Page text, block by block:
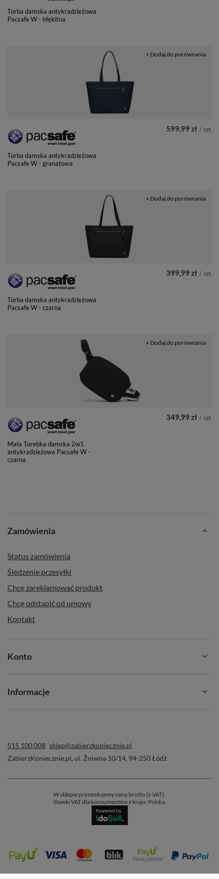
Torba damska antykradzieżowa
Pacsafe W - błękitna
Torba damska antykradzieżowa
Pacsafe W - granatowa
599,99 zł / szt.
+ Dodaj do porównania
Torba damska antykradzieżowa
Pacsafe W - czarna
399,99 zł / szt.
+ Dodaj do porównania
Mała Torebka damska 2w1
antykradzieżowa Pacsafe W -
czarna
349,99 zł / szt.
+ Dodaj do porównania
Zamówienia
Status zamówienia
Śledzenie przesyłki
Chcę zareklamować produkt
Chcę odstąpić od umowy
Kontakt
Konto
Informacje
515 100 008 sklep@zabierzkoniecznie.pl
ZabierzKoniecznie.pl, ul. Żniwna 10/14, 94-250Łódź
W sklepie prezentujemy ceny brutto (z VAT).
Stawki VAT dla konsumentów z kraju: Polska.